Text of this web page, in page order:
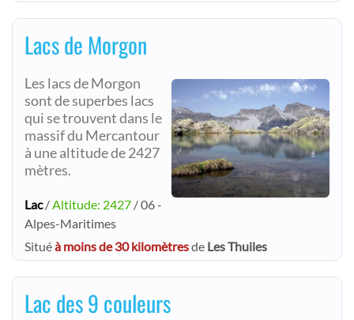
Lacs de Morgon
Les lacs de Morgon
sont de superbes lacs
qui se trouvent dans le
massif du Mercantour
à une altitude de 2427
mètres.
Lac/ Altitude: 2427 / 06 -
Alpes-Maritimes
Situéà moins de 30 kilomètresde Les Thuiles
Lac des 9 couleurs